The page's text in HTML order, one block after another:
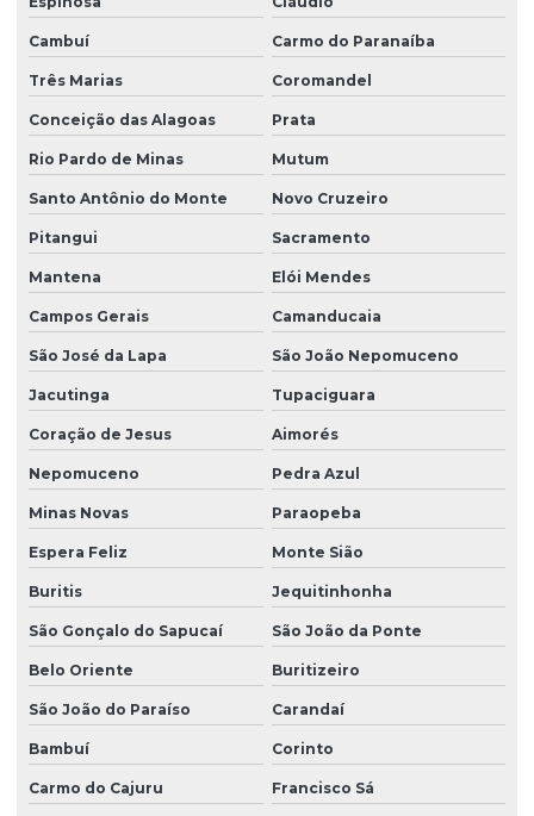
Sondagem rotativa percussão
Sondagem rotativa em rocha
Sondagem rotativa em solo
Sondagem de solo para construção
Sondagem de solo para construção civil
Sondagem de solo mista
Sondagem de solo a percussão
Sondagem de solo a trado
Sondagem de solo trado manual
Sondagem de terreno para construção
Sondagem a trado mecanizado
Sondagem a trado para pavimentação
Sondagem a trado e percussão
Terraplanagem para asfalto
Terraplanagem de obra civil
Cambuí Carmo do Paranaíba
Três Marias Coromandel
Conceição das Alagoas Prata
Rio Pardo de Minas Mutum
Santo Antônio do Monte Novo Cruzeiro
Pitangui Sacramento
Mantena Elói Mendes
Campos Gerais Camanducaia
São José da Lapa São João Nepomuceno
Jacutinga Tupaciguara
Coração de Jesus Aimorés
Nepomuceno Pedra Azul
Minas Novas Paraopeba
Espera Feliz Monte Sião
Buritis Jequitinhonha
São Gonçalo do Sapucaí São João da Ponte
Belo Oriente Buritizeiro
São João do Paraíso Carandaí
Bambuí Corinto
Carmo do Cajuru Francisco Sá